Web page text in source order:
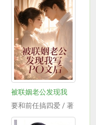
被联姻老公发现我
要和前任搞四爱 / 著